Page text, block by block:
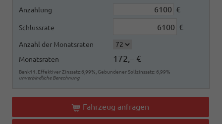
Anzahlung €
Schlussrate €
Anzahl der Monatsraten
Monatsraten
172,– €
Bank11. Effektiver Zinssatz:6,99%, Gebundener Sollzinssatz: 6,99%
unverbindliche Berechnung
Fahrzeug anfragen